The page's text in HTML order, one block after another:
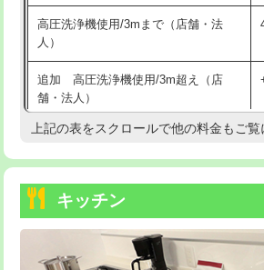
持込商品取付（単水栓）
持込商品取付（混合水栓）
持込商品取付（浄水器・分岐水栓）
持込商品取付（温水洗浄便座）
持込商品取付（普通便座⇔温水洗浄便
給水管工事※（ホール加工)
給水管工事※（バンド止め)
高圧洗浄機使用/3mまで（店舗・法
人）
追加 高圧洗浄機使用/3m超え（店
舗・法人）
高度高圧洗浄換
トーラー機使用/3mまで
追加トーラー機使用/3m超え
上記の表をスクロールで他の料金もご覧
キッチン